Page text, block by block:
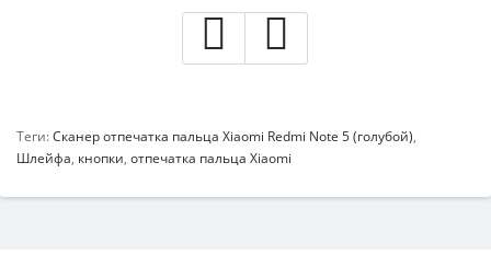
Теги:Сканер отпечатка пальца Xiaomi Redmi Note 5 (голубой),
Шлейфа, кнопки, отпечатка пальца Xiaomi